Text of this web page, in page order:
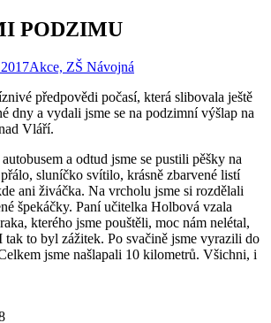
PODZIMU
Akce, ZŠ Návojná
předpovědi počasí, která slibovala ještě
dny a vydali jsme se na podzimní výšlap na
Vláří.
a odtud jsme se pustili pěšky na
sluníčko svítilo, krásně zbarvené listí
ani živáčka. Na vrcholu jsme si rozdělali
špekáčky. Paní učitelka Holbová vzala
kterého jsme pouštěli, moc nám nelétal,
tak to byl zážitek. Po svačině jsme vyrazili do
jsme našlapali 10 kilometrů. Všichni, i